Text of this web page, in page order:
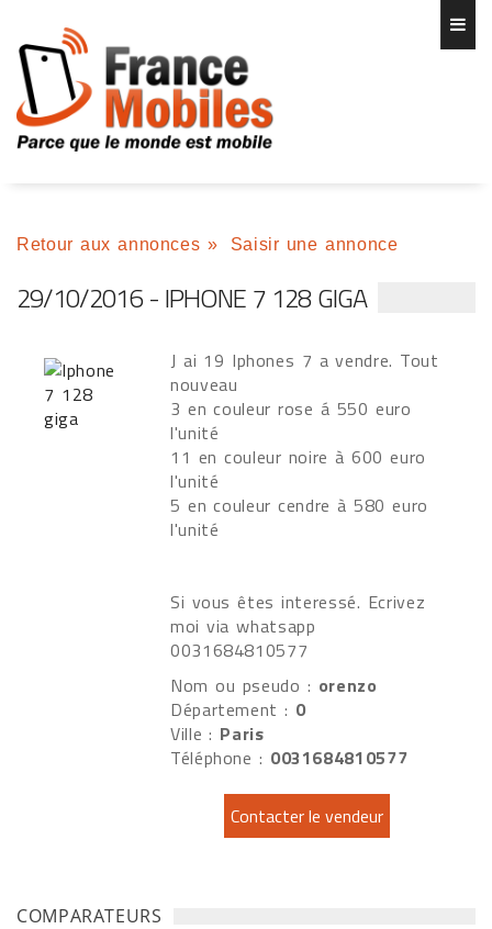
Retour aux annonces » Saisir une annonce
29/10/2016 - IPHONE 7 128 GIGA
J ai 19 Iphones 7 a vendre. Tout
nouveau
3 en couleur rose á 550 euro
l'unité
11 en couleur noire à 600 euro
l'unité
5 en couleur cendre à 580 euro
l'unité
Si vous êtes interessé. Ecrivez
moi via whatsapp
0031684810577
Nom ou pseudo : orenzo
Département : 0
Ville : Paris
Téléphone : 0031684810577
COMPARATEURS